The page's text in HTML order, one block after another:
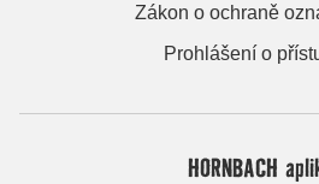
Zákon o ochraně
Prohlášení o
HORNBACH